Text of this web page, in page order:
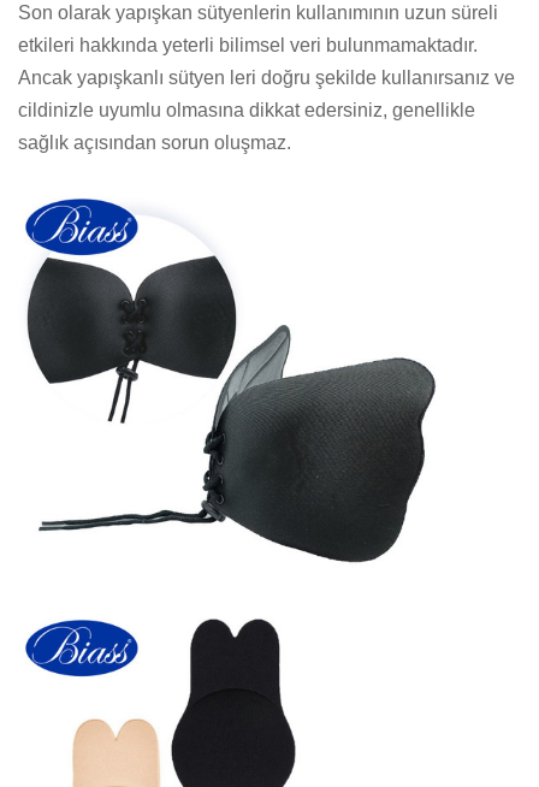
Son olarak yapışkan sütyenlerin kullanımının uzun süreli
etkileri hakkında yeterli bilimsel veri bulunmamaktadır.
Ancak yapışkanlı sütyen leri doğru şekilde kullanırsanız ve
cildinizle uyumlu olmasına dikkat edersiniz, genellikle
sağlık açısından sorun oluşmaz.